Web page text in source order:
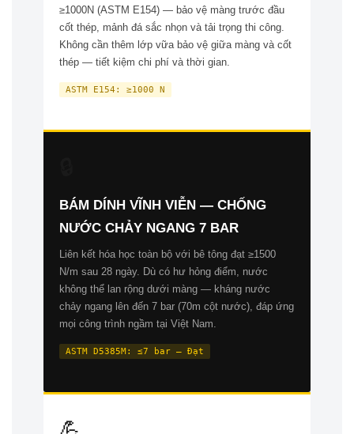
≥1000N (ASTM E154) — bảo vệ màng trước đầu
cốt thép, mảnh đá sắc nhọn và tải trọng thi công.
Không cần thêm lớp vữa bảo vệ giữa màng và cốt
thép — tiết kiệm chi phí và thời gian.
ASTM E154: ≥1000 N
BÁM DÍNH VĨNH VIỄN — CHỐNG
NƯỚC CHẢY NGANG 7 BAR
Liên kết hóa học toàn bộ với bê tông đạt ≥1500
N/m sau 28 ngày. Dù có hư hỏng điểm, nước
không thể lan rộng dưới màng — kháng nước
chảy ngang lên đến 7 bar (70m cột nước), đáp ứng
mọi công trình ngầm tại Việt Nam.
ASTM D5385M: ≤7 bar — Đạt